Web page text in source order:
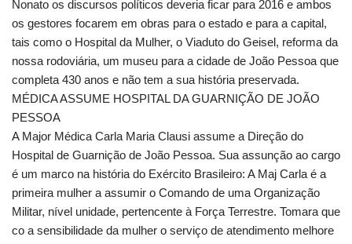
Nonato os discursos políticos deveria ficar para 2016 e ambos
os gestores focarem em obras para o estado e para a capital,
tais como o Hospital da Mulher, o Viaduto do Geisel, reforma da
nossa rodoviária, um museu para a cidade de João Pessoa que
completa 430 anos e não tem a sua história preservada.
MÉDICA ASSUME HOSPITAL DA GUARNIÇÃO DE JOÃO
PESSOA
A Major Médica Carla Maria Clausi assume a Direção do
Hospital de Guarnição de João Pessoa. Sua assunção ao cargo
é um marco na história do Exército Brasileiro: A Maj Carla é a
primeira mulher a assumir o Comando de uma Organização
Militar, nível unidade, pertencente à Força Terrestre. Tomara que
co a sensibilidade da mulher o serviço de atendimento melhore